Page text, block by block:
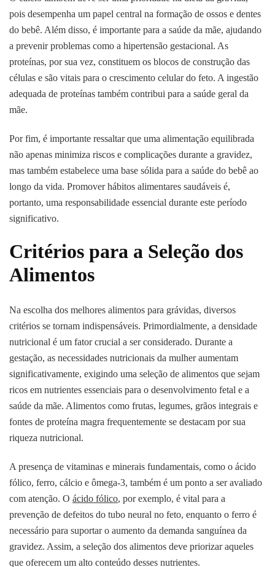
pois desempenha um papel central na formação de ossos e dentes
do bebê. Além disso, é importante para a saúde da mãe, ajudando
a prevenir problemas como a hipertensão gestacional. As
proteínas, por sua vez, constituem os blocos de construção das
células e são vitais para o crescimento celular do feto. A ingestão
adequada de proteínas também contribui para a saúde geral da
mãe.
Por fim, é importante ressaltar que uma alimentação equilibrada
não apenas minimiza riscos e complicações durante a gravidez,
mas também estabelece uma base sólida para a saúde do bebê ao
longo da vida. Promover hábitos alimentares saudáveis é,
portanto, uma responsabilidade essencial durante este período
significativo.
Critérios para a Seleção dos
Alimentos
Na escolha dos melhores alimentos para grávidas, diversos
critérios se tornam indispensáveis. Primordialmente, a densidade
nutricional é um fator crucial a ser considerado. Durante a
gestação, as necessidades nutricionais da mulher aumentam
significativamente, exigindo uma seleção de alimentos que sejam
ricos em nutrientes essenciais para o desenvolvimento fetal e a
saúde da mãe. Alimentos como frutas, legumes, grãos integrais e
fontes de proteína magra frequentemente se destacam por sua
riqueza nutricional.
A presença de vitaminas e minerais fundamentais, como o ácido
fólico, ferro, cálcio e ômega-3, também é um ponto a ser avaliado
com atenção. O ácido fólico, por exemplo, é vital para a
prevenção de defeitos do tubo neural no feto, enquanto o ferro é
necessário para suportar o aumento da demanda sanguínea da
gravidez. Assim, a seleção dos alimentos deve priorizar aqueles
que oferecem um alto conteúdo desses nutrientes.